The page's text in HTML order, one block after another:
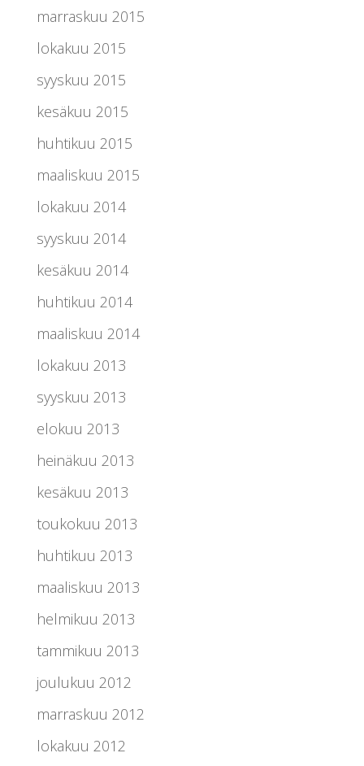
marraskuu 2015
lokakuu 2015
syyskuu 2015
kesäkuu 2015
huhtikuu 2015
maaliskuu 2015
lokakuu 2014
syyskuu 2014
kesäkuu 2014
huhtikuu 2014
maaliskuu 2014
lokakuu 2013
syyskuu 2013
elokuu 2013
heinäkuu 2013
kesäkuu 2013
toukokuu 2013
huhtikuu 2013
maaliskuu 2013
helmikuu 2013
tammikuu 2013
joulukuu 2012
marraskuu 2012
lokakuu 2012